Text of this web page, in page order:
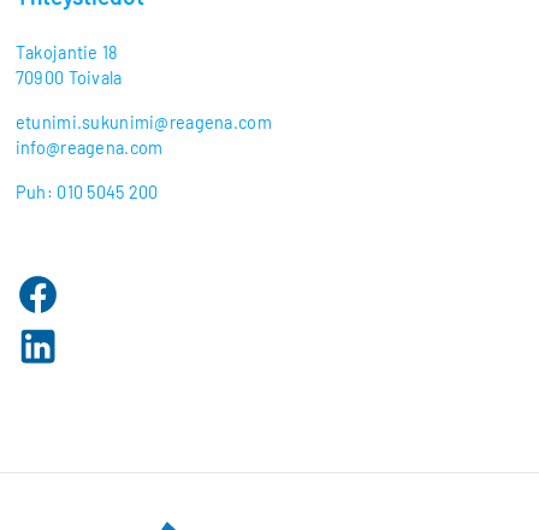
Takojantie 18
70900 Toivala
etunimi.sukunimi@reagena.com
info@reagena.com
Puh: 010 5045 200